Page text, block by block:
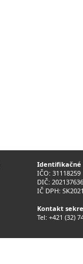
Identifikačné
IČO: 31118259
DIČ:
IČ DPH:
Kontakt
Tel: +421 (32)